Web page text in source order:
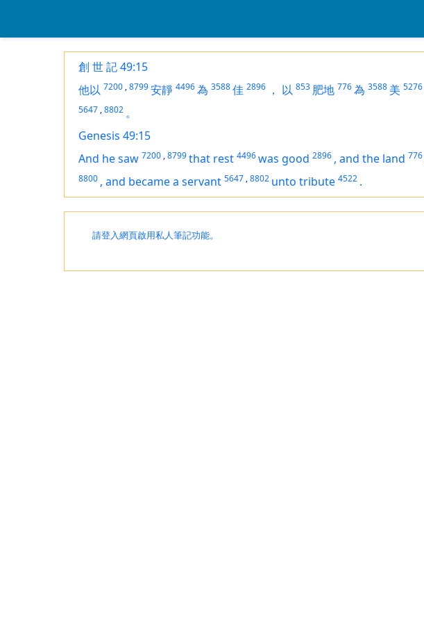
創 世 記 49:15
他以 7200 ,8799安靜 4496為 3588佳 2896 ， 以 853 肥地 776為 3588 美 5276
5647 ,8802 。
Genesis 49:15
And he saw 7200 ,8799that rest 4496was good 2896 , and the land 776
8800 , and became a servant 5647 ,8802 unto tribute 4522 .
請登入網頁啟用私人筆記功能。